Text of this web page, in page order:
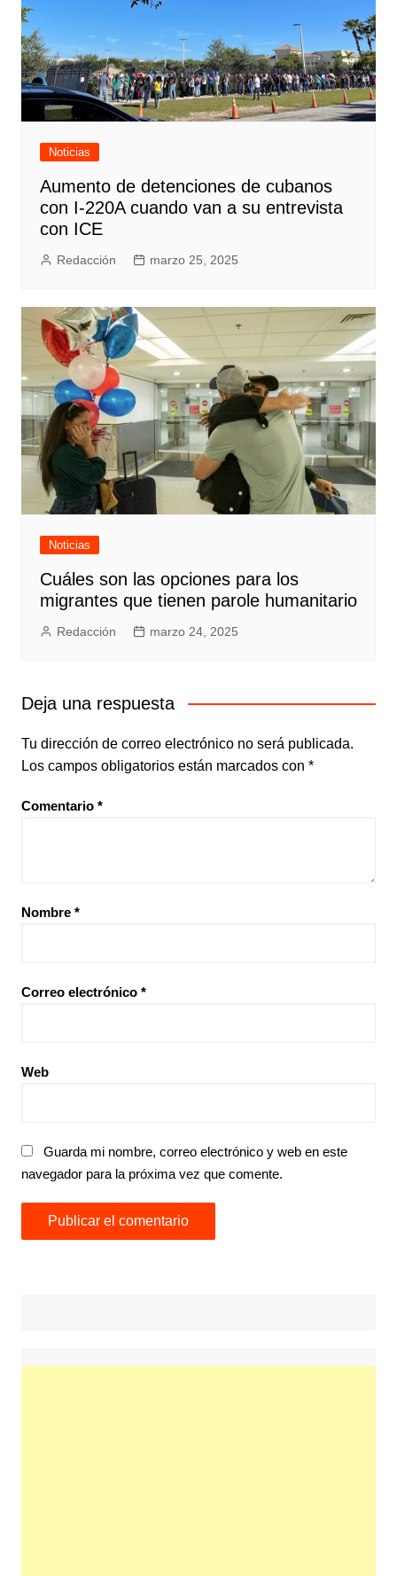
Noticias
Aumento de detenciones de cubanos
con I-220A cuando van a su entrevista
con ICE
Redacción marzo 25, 2025
Noticias
Cuáles son las opciones para los
migrantes que tienen parole humanitario
Redacción marzo 24, 2025
Deja una respuesta
Tu dirección de correo electrónico no será publicada.
Los campos obligatorios están marcados con *
Comentario *
Nombre *
Correo electrónico *
Web
Guarda mi nombre, correo electrónico y web en este
navegador para la próxima vez que comente.